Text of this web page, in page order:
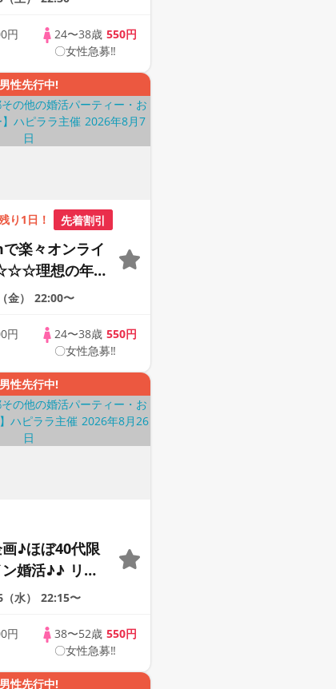
イン婚活☆全国
司会進行あり♪♪
円
24〜38歳 550円
〇女性急募‼
男性先行中!
り1日！ 先着割引
楽々オンライ
理想の年の
・・・素敵な
イン婚活☆全国
司会進行あり♪♪
金） 22:00〜
円
24〜38歳 550円
〇女性急募‼
男性先行中!
♪ほぼ40代限
婚活♪♪ リモ
援♪♪ おうち
会進行あり
水） 22:15〜
円
38〜52歳 550円
〇女性急募‼
男性先行中!